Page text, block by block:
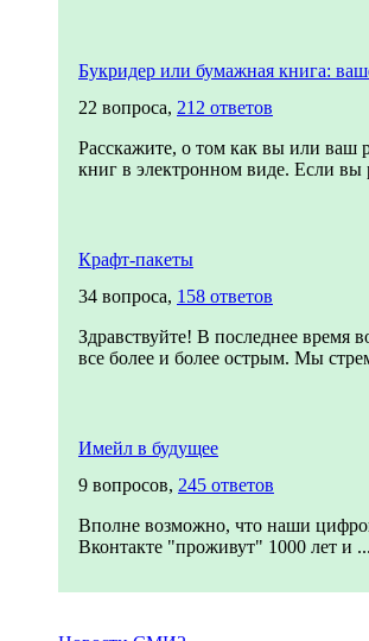
Букридер или бумажная книга:
22 вопроса, 212 ответов
Расскажите, о том как вы или ваш
книг в электронном виде. Если вы
Крафт-пакеты
34 вопроса, 158 ответов
Здравствуйте! В последнее время
все более и более острым. Мы
Имейл в будущее
9 вопросов, 245 ответов
Вполне возможно, что наши
Вконтакте "проживут" 1000 лет и ...